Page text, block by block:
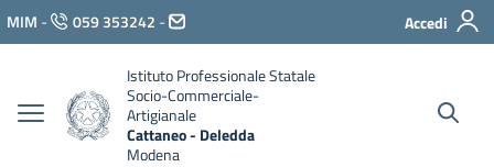
Vai ai contenuti
Vai al menu di navigazione
Vai al footer
MIM - 059 353242 - Accedi
Istituto Professionale Statale
Socio-Commerciale-
Artigianale
Cattaneo - Deledda
Modena